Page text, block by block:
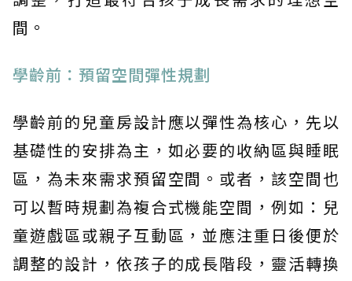
間。
學齡前：預留空間彈性規劃
學齡前的兒童房設計應以彈性為核心，先以
基礎性的安排為主，如必要的收納區與睡眠
區，為未來需求預留空間。或者，該空間也
可以暫時規劃為複合式機能空間，例如：兒
童遊戲區或親子互動區，並應注重日後便於
調整的設計，依孩子的成長階段，靈活轉換